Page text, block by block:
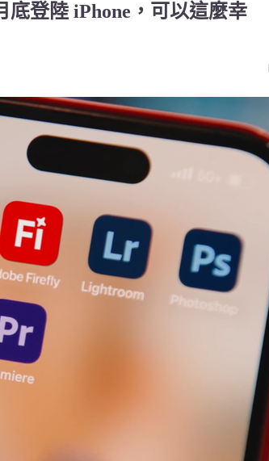
底登陸 iPhone，可以這麼幸